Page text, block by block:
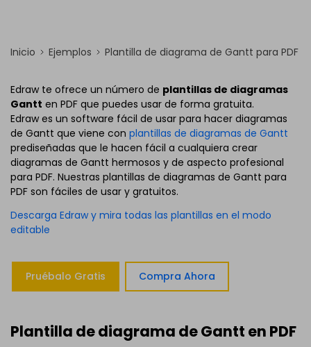
Inicio Ejemplos Plantilla de diagrama de Gantt para PDF
Edraw te ofrece un número de plantillas de diagramas
Gantt en PDF que puedes usar de forma gratuita.
Edraw es un software fácil de usar para hacer diagramas
de Gantt que viene con plantillas de diagramas de Gantt
prediseñadas que le hacen fácil a cualquiera crear
diagramas de Gantt hermosos y de aspecto profesional
para PDF. Nuestras plantillas de diagramas de Gantt para
PDF son fáciles de usar y gratuitos.
Descarga Edraw y mira todas las plantillas en el modo
editable
Pruébalo Gratis Compra Ahora
Plantilla de diagrama de Gantt en PDF